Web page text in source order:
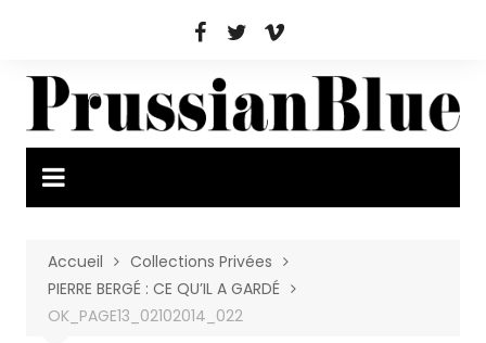
Accueil
Collections Privées
PIERRE BERGÉ : CE QU’IL A GARDÉ
OK_PAGE13_02102014_022